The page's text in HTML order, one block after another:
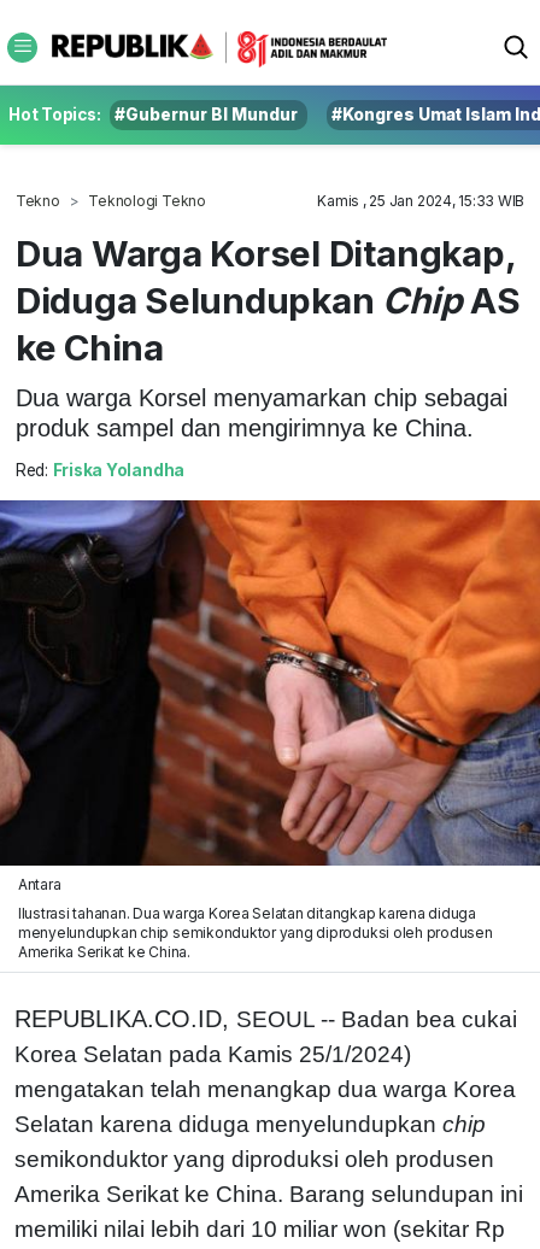
Hot Topics: #Gubernur BI Mundur #Kongres Umat Islam
Tekno Teknologi Tekno Kamis , 25 Jan 2024, 15:33 WIB
Dua Warga Korsel Ditangkap,
Diduga Selundupkan ChipAS
ke China
Dua warga Korsel menyamarkan chip sebagai
produk sampel dan mengirimnya ke China.
Red: Friska Yolandha
Antara
Ilustrasi tahanan. Dua warga Korea Selatan ditangkap karena diduga
menyelundupkan chip semikonduktor yang diproduksi oleh produsen
Amerika Serikat ke China.
REPUBLIKA.CO.ID, SEOUL -- Badan bea cukai
Korea Selatan pada Kamis 25/1/2024)
mengatakan telah menangkap dua warga Korea
Selatan karena diduga menyelundupkan chip
semikonduktor yang diproduksi oleh produsen
Amerika Serikat ke China. Barang selundupan ini
memiliki nilai lebih dari 10 miliar won (sekitar Rp